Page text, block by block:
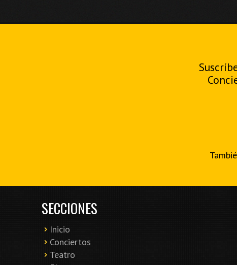
SECCIONES
Inicio
Conciertos
Teatro